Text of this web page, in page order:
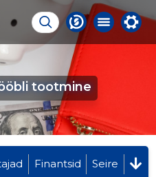
tootmine
Finantsid Seire